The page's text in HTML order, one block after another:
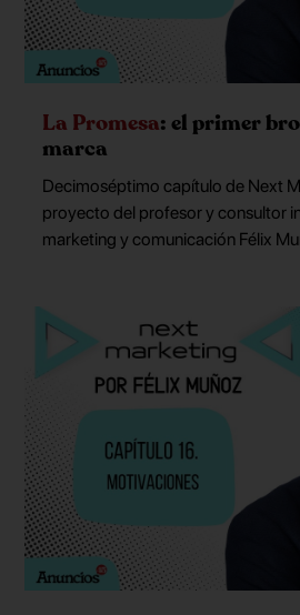
La Promesa: el primer
marca
Decimoséptimo capítulo de Next
proyecto del profesor y consultor
marketing y comunicación Félix